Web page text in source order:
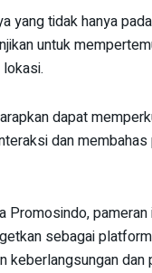
tidak hanya
untuk
dapat
dan
sebagai
keberlangsungan